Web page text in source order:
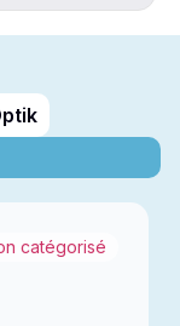
catégorisé